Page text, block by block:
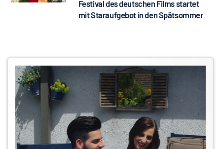
Festival des deutschen Films startet
mit Staraufgebot in den Spätsommer